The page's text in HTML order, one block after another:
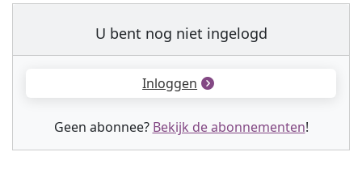
U bent nog niet ingelogd
Inloggen
Geen abonnee? Bekijk de abonnementen!